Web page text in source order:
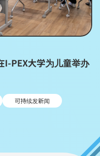
PEX大学为儿童举办
可持续发新闻